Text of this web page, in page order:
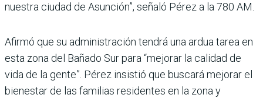
nuestra ciudad de Asunción”, señaló Pérez a la 780 AM.
Afirmó que su administración tendrá una ardua tarea en
esta zona del Bañado Sur para “mejorar la calidad de
vida de la gente”. Pérez insistió que buscará mejorar el
bienestar de las familias residentes en la zona y